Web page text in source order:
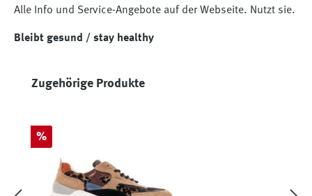
Alle Info und Service-Angebote auf der Webseite. Nutzt sie.
Bleibt gesund / stay healthy
Produktgalerie überspringen
Zugehörige Produkte
Rabatt
%